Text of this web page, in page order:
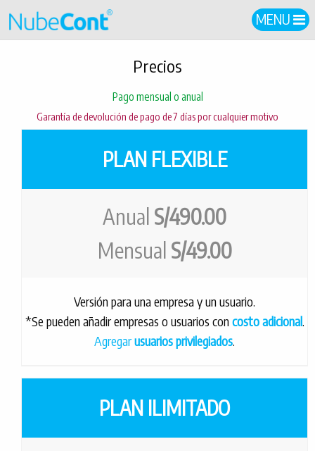
MENU
Precios
Pago mensual o anual
Garantía de devolución de pago de 7 días por cualquier motivo
PLAN FLEXIBLE
Anual S/490.00
Mensual S/49.00
Versión para una empresa y un usuario.
*Se pueden añadir empresas o usuarios concosto adicional.
Agregarusuarios privilegiados.
PLAN ILIMITADO